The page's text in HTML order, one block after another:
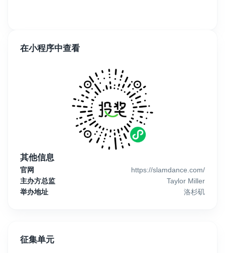
在小程序中查看
其他信息
官网
https://slamdance.com/
主办方总监
Taylor Miller
举办地址
洛杉矶
征集单元